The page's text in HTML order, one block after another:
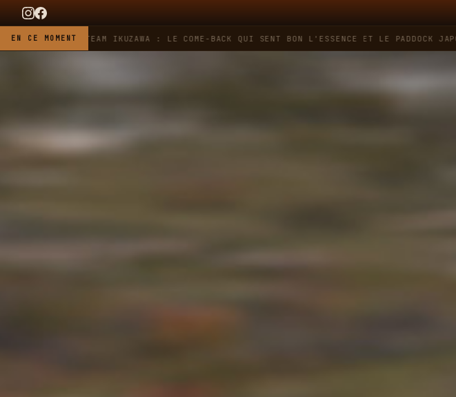
EN CE MOMENT
HEUER X TEAM IKUZAWA : LE COME-BACK QUI SENT BON L'ESSENCE ET LE PADDOCK JAPONAIS